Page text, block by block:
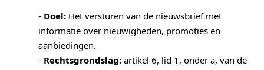
- Doel: Het versturen van de nieuwsbrief met
informatie over nieuwigheden, promoties en
aanbiedingen.
- Rechtsgrondslag: artikel 6, lid 1, onder a, van de